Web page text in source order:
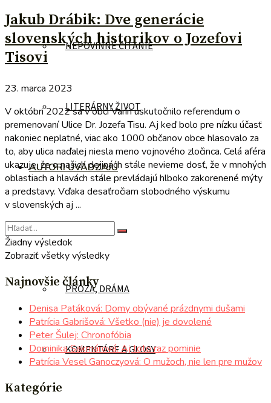
NEPOVINNÉ ČÍTANIE
LITERÁRNY ŽIVOT
AUTORI UVÁDZAJÚ
PRÓZA, DRÁMA
KOMENTÁRE A GLOSY
Jakub Drábik: Dve generácie
slovenských historikov o Jozefovi
Tisovi
23. marca 2023
V októbri 2022 sa v obci Varín uskutočnilo referendum o
premenovaní Ulice Dr. Jozefa Tisu. Aj keď bolo pre nízku účasť
nakoniec neplatné, viac ako 1000 občanov obce hlasovalo za
to, aby ulica naďalej niesla meno vojnového zločinca. Celá aféra
ukazuje, že o našich dejinách stále nevieme dosť, že v mnohých
oblastiach a hlavách stále prevládajú hlboko zakorenené mýty
a predstavy. Vďaka desaťročiam slobodného výskumu
v slovenských aj ...
Žiadny výsledok
Zobraziť všetky výsledky
Najnovšie články
Denisa Patáková: Domy obývané prázdnymi dušami
Patrícia Gabrišová: Všetko (nie) je dovolené
Peter Šulej: Chronofóbia
Dominika Sakmárová: Aj toto raz pominie
Patrícia Vesel Ganoczyová: O mužoch, nie len pre mužov
Kategórie